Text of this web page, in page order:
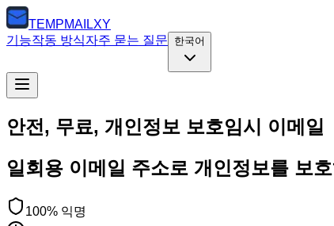
TEMPMAILXY
기능작동 방식자주 묻는 질문 한국어
안전, 무료, 개인정보 보호임시 이메일
일회용 이메일 주소로 개인정보를 보
100% 익명